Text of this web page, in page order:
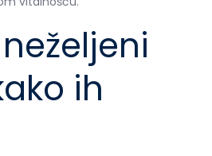
ih